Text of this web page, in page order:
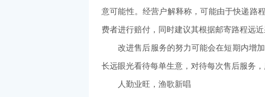
意可能性。经营户解释称，可能由于快递路
费者进行赔付，同时建议其根据邮寄路程远
改进售后服务的努力可能会在短期内增加
长远眼光看待每单生意，对待每次售后服务
人勤业旺，渔歌新唱